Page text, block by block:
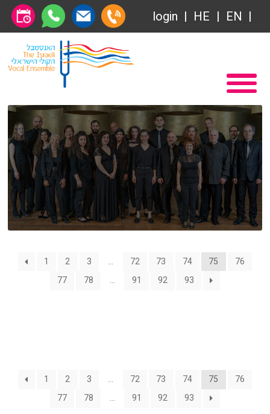
Общество друзей
Передачи
VOD
Связаться с нами
О нас
за голосом
Магия голоса
Виртуальный зал
Политика сайта
login HE EN
Главная
Вступление в Общество друзей Ансамбля
Общество друзей
Абонемент
Передачи
VOD
1 2 3 … 72 73 74 75
76
77
78 … 91 92 93
1 2 3 … 72 73 74 75
76
77
78 … 91 92 93